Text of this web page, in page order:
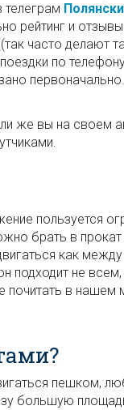
телеграм
рейтинг и
часто делают
по
же вы на своем
пользуется
брать в
как
не всем,
почитать в нашем
пешком,
большую